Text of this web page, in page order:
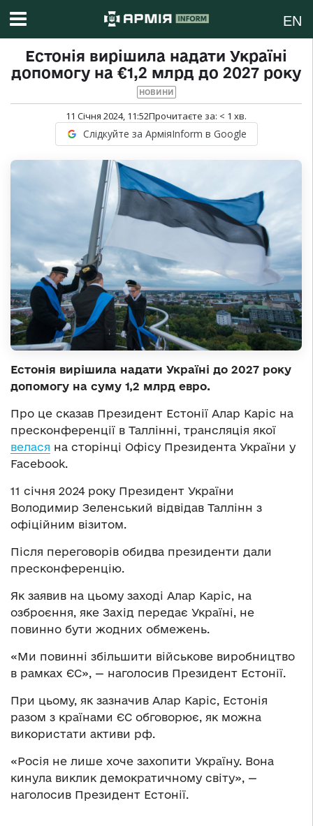
EN
Естонія вирішила надати Україні
допомогу на €1,2 млрд до 2027 року
НОВИНИ
11 Січня 2024, 11:52Прочитаєте за: < 1 хв.
Слідкуйте за АрміяInform в Google
Естонія вирішила надати Україні до 2027 року
допомогу на суму 1,2 млрд евро.
Про це сказав Президент Естонії Алар Каріс на
пресконференції в Таллінні, трансляція якої
велася на сторінці Офісу Президента України у
Facebook.
11 січня 2024 року Президент України
Володимир Зеленський відвідав Таллінн з
офіційним візитом.
Після переговорів обидва президенти дали
пресконференцію.
Як заявив на цьому заході Алар Каріс, на
озброєння, яке Захід передає Україні, не
повинно бути жодних обмежень.
«Ми повинні збільшити військове виробництво
в рамках ЄС», — наголосив Президент Естонії.
При цьому, як зазначив Алар Каріс, Естонія
разом з країнами ЄС обговорює, як можна
використати активи рф.
«Росія не лише хоче захопити Україну. Вона
кинула виклик демократичному світу», —
наголосив Президент Естонії.